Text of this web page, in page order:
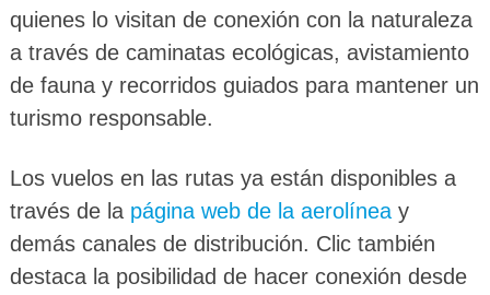
quienes lo visitan de conexión con la naturaleza
a través de caminatas ecológicas, avistamiento
de fauna y recorridos guiados para mantener un
turismo responsable.
Los vuelos en las rutas ya están disponibles a
través de la página web de la aerolíneay
demás canales de distribución. Clic también
destaca la posibilidad de hacer conexión desde